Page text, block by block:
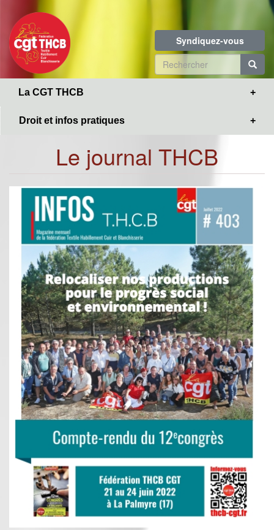
contenu
principal
Syndiquez-vous
Formulaire
de
La CGT THCB
Droit et infos pratiques
Le journal THCB